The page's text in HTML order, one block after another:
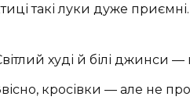
такі луки дуже приємні.
худі й білі джинси
кросівки — але не